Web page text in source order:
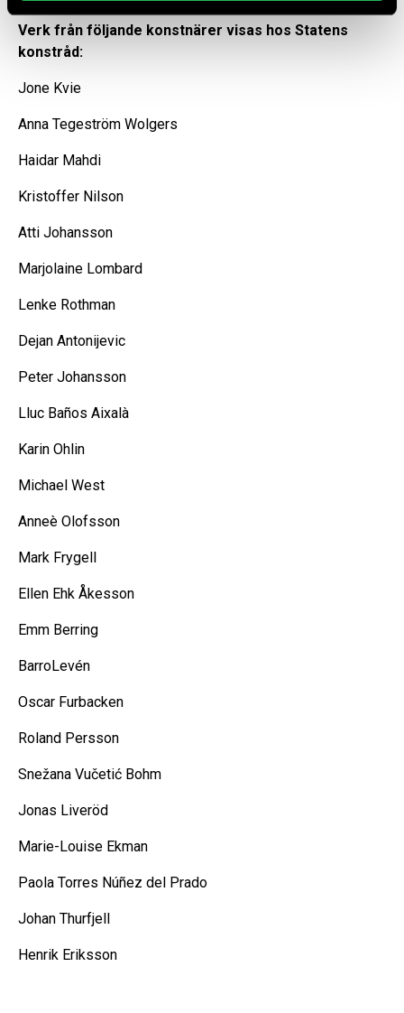
Verk från följande konstnärer visas hos Statens
konstråd:
Jone Kvie
Anna Tegeström Wolgers
Haidar Mahdi
Kristoffer Nilson
Atti Johansson
Marjolaine Lombard
Lenke Rothman
Dejan Antonijevic
Peter Johansson
Lluc Baños Aixalà
Karin Ohlin
Michael West
Anneè Olofsson
Mark Frygell
Ellen Ehk Åkesson
Emm Berring
BarroLevén
Oscar Furbacken
Roland Persson
Snežana Vučetić Bohm
Jonas Liveröd
Marie-Louise Ekman
Paola Torres Núñez del Prado
Johan Thurfjell
Henrik Eriksson